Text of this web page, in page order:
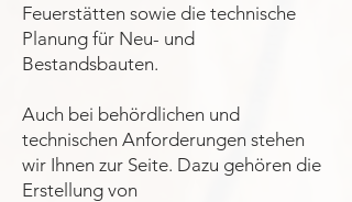
Feuerstätten sowie die technische
Planung für Neu- und
Bestandsbauten.
Auch bei behördlichen und
technischen Anforderungen stehen
wir Ihnen zur Seite. Dazu gehören die
Erstellung von